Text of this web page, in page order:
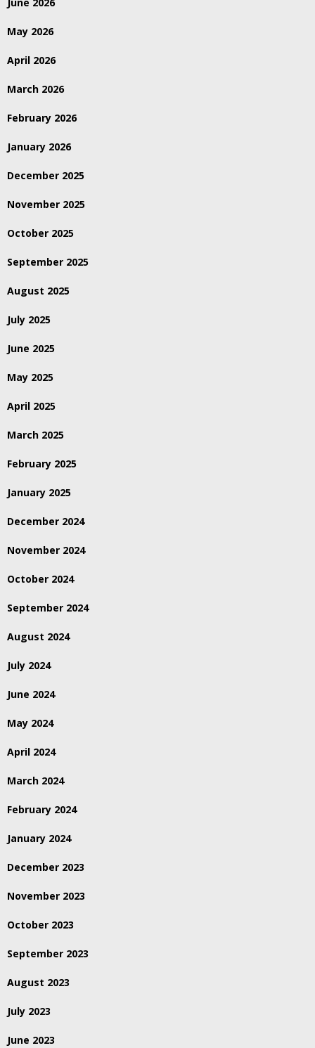
June 2026
May 2026
April 2026
March 2026
February 2026
January 2026
December 2025
November 2025
October 2025
September 2025
August 2025
July 2025
June 2025
May 2025
April 2025
March 2025
February 2025
January 2025
December 2024
November 2024
October 2024
September 2024
August 2024
July 2024
June 2024
May 2024
April 2024
March 2024
February 2024
January 2024
December 2023
November 2023
October 2023
September 2023
August 2023
July 2023
June 2023